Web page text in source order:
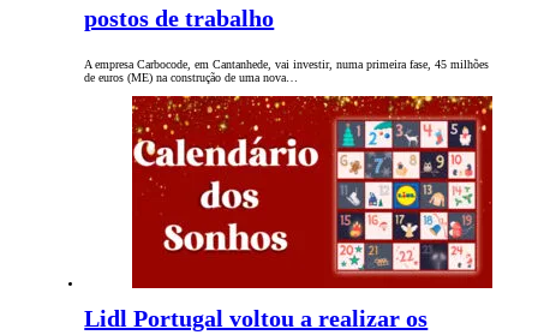
postos de trabalho
A empresa Carbocode, em Cantanhede, vai investir, numa primeira fase, 45 milhões
de euros (ME) na construção de uma nova…
Lidl Portugal voltou a realizar os